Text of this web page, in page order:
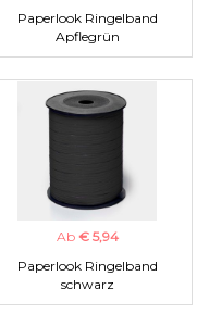
Paperlook Ringelband
Apflegrün
Ab € 5,94
Paperlook Ringelband
schwarz